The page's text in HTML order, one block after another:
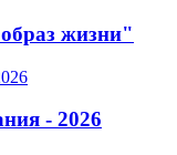
жизни"
- 2026